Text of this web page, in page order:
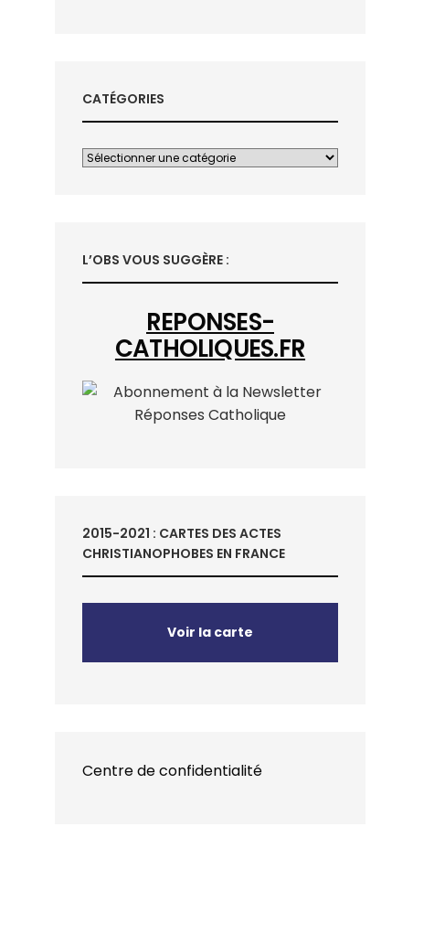
CATÉGORIES
L’OBS VOUS SUGGÈRE :
REPONSES-
CATHOLIQUES.FR
2015-2021 : CARTES DES ACTES
CHRISTIANOPHOBES EN FRANCE
Voir la carte
Centre de confidentialité